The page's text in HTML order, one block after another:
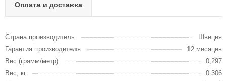
Оплата и доставка
Страна производитель
Швеция
Гарантия производителя
12 месяцев
Вес (грамм/метр)
0,297
Вес, кг
0.306